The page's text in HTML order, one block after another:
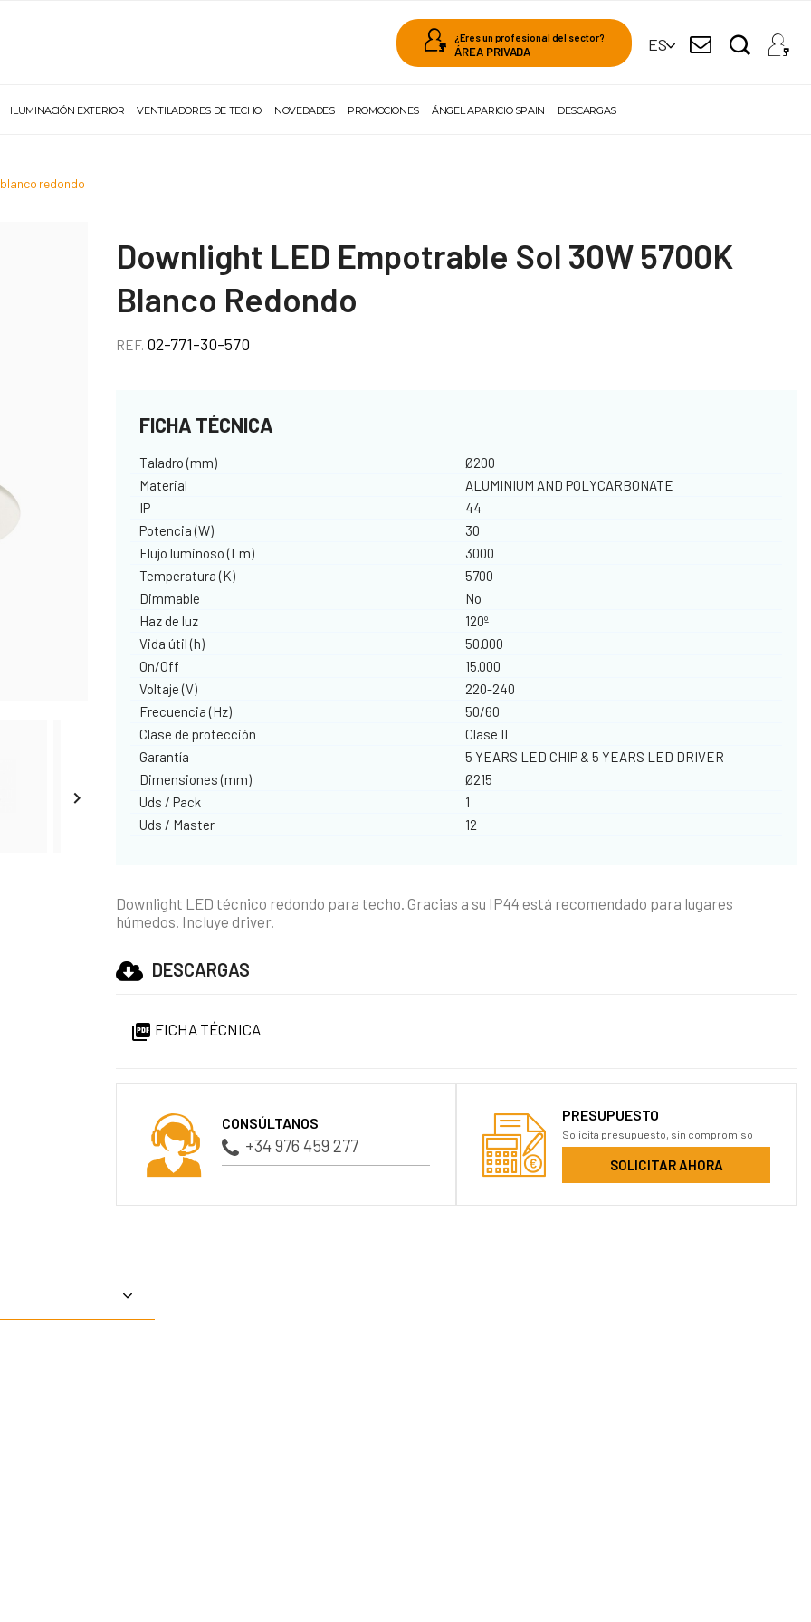
¿Eres un profesional del sector?
ÁREA PRIVADA ES
ILUMINACIÓN EXTERIOR VENTILADORES DE TECHO NOVEDADES PROMOCIONES ÁNGEL APARICIO SPAIN DESCARGAS
redondo

Downlight LED Empotrable Sol 30W 5700K
Blanco Redondo
REF. 02-771-30-570
FICHA TÉCNICA
Taladro (mm)
Ø200
Material
ALUMINIUM AND POLYCARBONATE
IP
44
Potencia (W)
30
Flujo luminoso (Lm)
3000
Temperatura (K)
5700
Dimmable
No
Haz de luz
120º
Vida útil (h)
50.000
On/Off
15.000
Voltaje (V)
220-240
Frecuencia (Hz)
50/60
Clase de protección
Clase II
Garantía
5 YEARS LED CHIP & 5 YEARS LED DRIVER
Dimensiones (mm)
Ø215
Uds / Pack
1
Uds / Master
12
Downlight LED técnico redondo para techo. Gracias a su IP44 está recomendado para lugares
húmedos. Incluye driver.
DESCARGAS
 FICHA TÉCNICA
CONSÚLTANOS
+34 976 459 277
PRESUPUESTO
Solicita presupuesto, sin compromiso
SOLICITAR AHORA